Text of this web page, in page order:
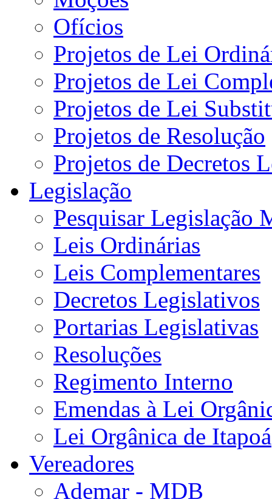
Ofícios
Projetos de Lei
Projetos de Lei
Projetos de Lei
Projetos de Resolução
Projetos de Decretos
Legislação
Pesquisar Legislação
Leis Ordinárias
Leis Complementares
Decretos Legislativos
Portarias Legislativas
Resoluções
Regimento Interno
Emendas à Lei
Lei Orgânica de Itapoá
Vereadores
Ademar - MDB